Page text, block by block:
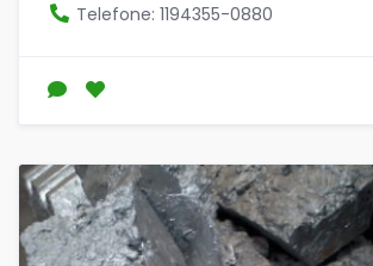
Telefone: 1194355-0880